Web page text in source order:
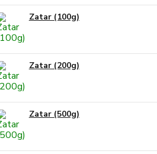
Zatar (100g)
Zatar (200g)
Zatar (500g)